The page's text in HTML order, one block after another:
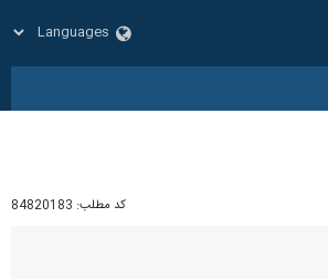
کد مطلب: 84820183